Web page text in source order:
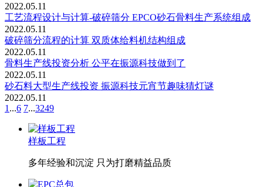
2022.05.11
工艺流程设计与计算-破碎筛分 EPCO砂石骨料生产系统组成
2022.05.11
破碎筛分流程的计算 双质体给料机结构组成
2022.05.11
骨料生产线投资分析 公平在振源科技做到了
2022.05.11
砂石料大型生产线投资 振源科技元宵节趣味猜灯谜
2022.05.11
1 ...6 7...3249
样板工程
多年经验和沉淀 只为打磨精益品质